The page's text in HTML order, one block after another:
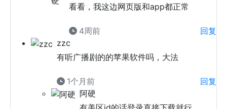
看看，我这边网页版和app都正常
4周前
回复
zzc
有听广播剧的的苹果软件吗，大法
1个月前
回复
阿硬